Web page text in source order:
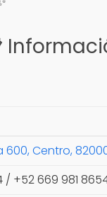
600, Centro,
/ +52 669 981